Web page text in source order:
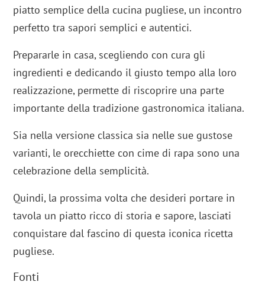
piatto semplice della cucina pugliese, un incontro
perfetto tra sapori semplici e autentici.
Prepararle in casa, scegliendo con cura gli
ingredienti e dedicando il giusto tempo alla loro
realizzazione, permette di riscoprire una parte
importante della tradizione gastronomica italiana.
Sia nella versione classica sia nelle sue gustose
varianti, le orecchiette con cime di rapa sono una
celebrazione della semplicità.
Quindi, la prossima volta che desideri portare in
tavola un piatto ricco di storia e sapore, lasciati
conquistare dal fascino di questa iconica ricetta
pugliese.
Fonti